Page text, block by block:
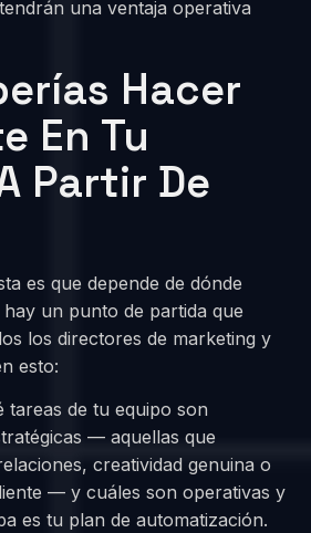
una ventaja operativa
Hacer
En Tu
Partir De
es que depende de dónde
un punto de partida que
los directores de marketing y
esto:
tareas de tu equipo son
— aquellas que
creatividad genuina o
— y cuáles son operativas y
es tu plan de automatización.